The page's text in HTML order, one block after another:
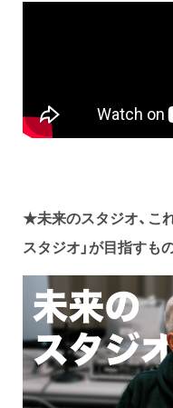
★未来のスタジオ、こ
スタジオ」が目指すも